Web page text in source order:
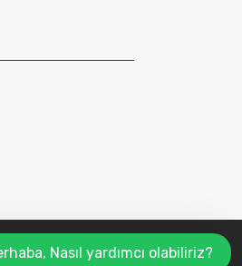
SİNEMARKA|+90 543 252 6717
Nasıl yardımcı olabiliriz?